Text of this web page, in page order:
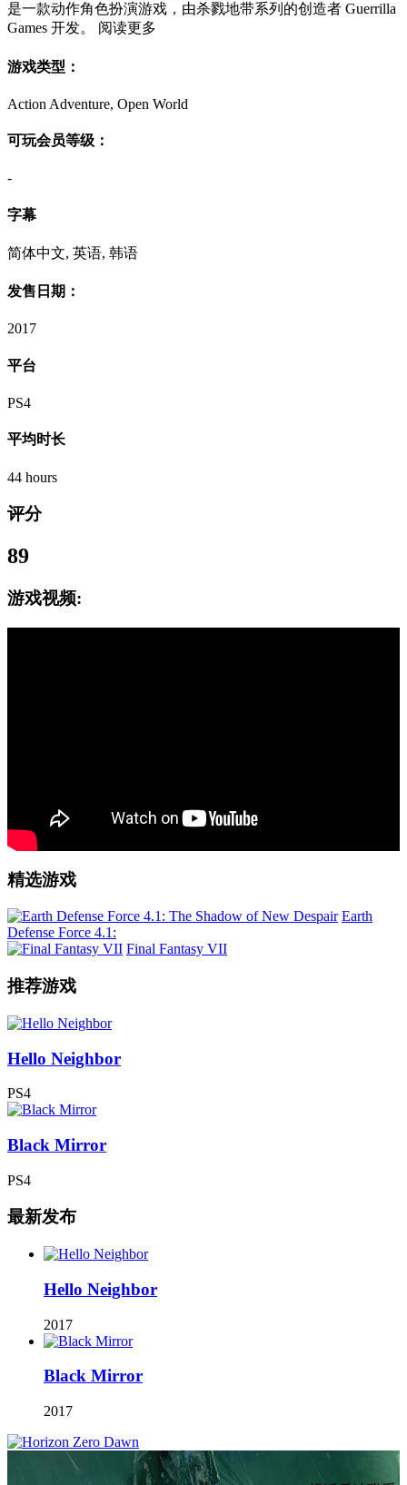
是一款动作角色扮演游戏，由杀戮地带系列的创造者 Guerrilla
Games 开发。 阅读更多
游戏类型：
Action Adventure, Open World
可玩会员等级：
-
字幕
简体中文, 英语, 韩语
发售日期：
2017
平台
PS4
平均时长
44 hours
评分
89
游戏视频:
精选游戏
Earth
Defense Force 4.1:
Final Fantasy VII
推荐游戏
Hello Neighbor
PS4
Black Mirror
PS4
最新发布
Hello Neighbor
2017
Black Mirror
2017